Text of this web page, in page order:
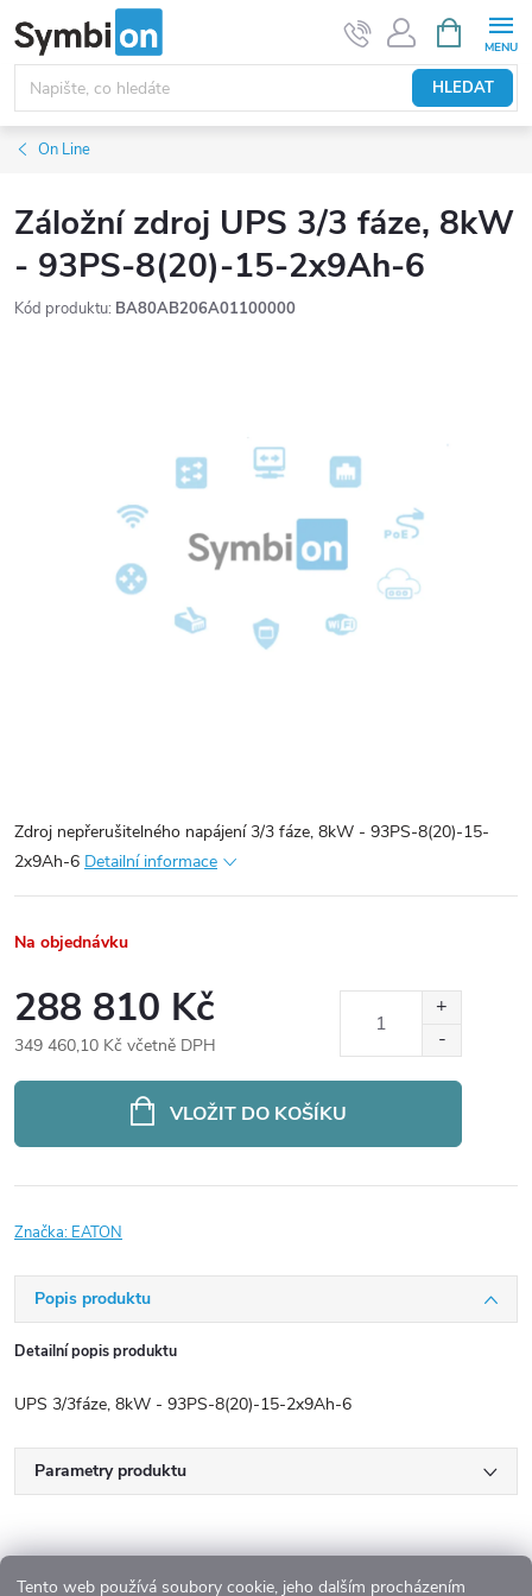
Tento web používá soubory cookie, jeho dalším procházením
na
obsah
HLEDAT
NÁKUPNÍ
KOŠÍK
On Line
Záložní zdroj UPS 3/3 fáze, 8kW
- 93PS-8(20)-15-2x9Ah-6
Kód produktu: BA80AB206A01100000
Zdroj nepřerušitelného napájení 3/3 fáze, 8kW - 93PS-8(20)-15-
2x9Ah-6 Detailní informace
Na objednávku
288 810 Kč
349 460,10 Kč včetně DPH
VLOŽIT DO KOŠÍKU
Značka: EATON
Popis produktu
Detailní popis produktu
UPS 3/3fáze, 8kW - 93PS-8(20)-15-2x9Ah-6
Parametry produktu